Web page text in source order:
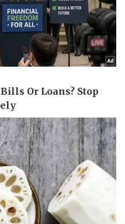
Quân sự - Quốc phòng
Vũ khí
Việt Nam
Phân tích